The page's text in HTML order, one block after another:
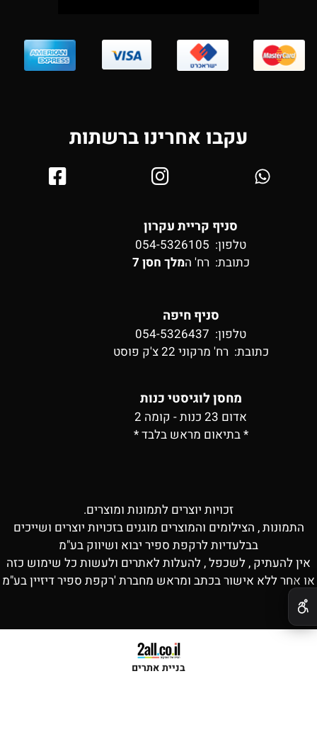
עקבו אחרינו ברשתות
סניף קריית עקרון
טלפון: 054-5326105
כתובת: רח' המלך חסן 7
סניף חיפה
טלפון: 054-5326437
כתובת: רח' מרקוני 22 צ'ק פוסט
מחסן לוגיסטי כנות
אדום 23 כנות - קומה 2
* בתיאום מראש בלבד *
זכויות יוצרים לתמונות ומוצרים.
התמונות , הצילומים והמוצרים מוגנים בזכויות יוצרים ושייכים
בבלעדיות לרקפת ספיר יבוא ושיווק בע"מ
אין להעתיק , לשכפל , להעלות לאתרים ולעשות כל שימוש כזה
או אחר ללא אישור בכתב ומראש מחברת 'רקפת ספיר דיזיין בע"מ
בניית אתרים
✕